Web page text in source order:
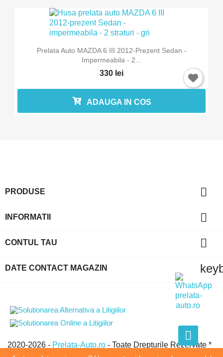
Prelata Auto MAZDA 6 III 2012-Prezent Sedan -
Impermeabila - 2...
330 lei
ADAUGA IN COS
PRODUSE 
INFORMATII 
CONTUL TAU 
DATE CONTACT MAGAZIN
2020-2026 - Prelata-Auto.ro - Toate Drepturile Rezervate *
GLOBAL EVOLUTION GROUP SRL * CUI:21438950 *